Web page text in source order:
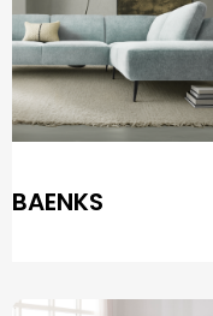
BAENKS